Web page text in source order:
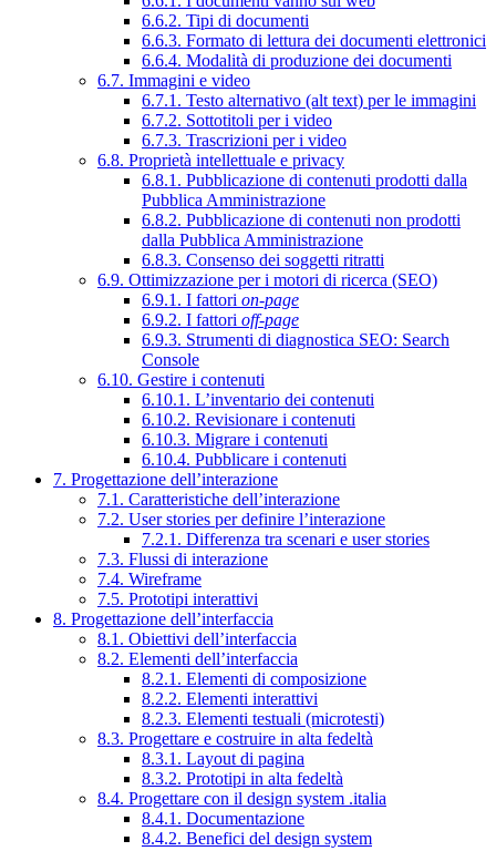
6.6.2. Tipi di documenti
6.6.3. Formato di lettura dei documenti elettronici
6.6.4. Modalità di produzione dei documenti
6.7. Immagini e video
6.7.1. Testo alternativo (alt text) per le immagini
6.7.2. Sottotitoli per i video
6.7.3. Trascrizioni per i video
6.8. Proprietà intellettuale e privacy
6.8.1. Pubblicazione di contenuti prodotti dalla
Pubblica Amministrazione
6.8.2. Pubblicazione di contenuti non prodotti
dalla Pubblica Amministrazione
6.8.3. Consenso dei soggetti ritratti
6.9. Ottimizzazione per i motori di ricerca (SEO)
6.9.1. I fattori on-page
6.9.2. I fattori off-page
6.9.3. Strumenti di diagnostica SEO: Search
Console
6.10. Gestire i contenuti
6.10.1. L’inventario dei contenuti
6.10.2. Revisionare i contenuti
6.10.3. Migrare i contenuti
6.10.4. Pubblicare i contenuti
7. Progettazione dell’interazione
7.1. Caratteristiche dell’interazione
7.2. User stories per definire l’interazione
7.2.1. Differenza tra scenari e user stories
7.3. Flussi di interazione
7.4. Wireframe
7.5. Prototipi interattivi
8. Progettazione dell’interfaccia
8.1. Obiettivi dell’interfaccia
8.2. Elementi dell’interfaccia
8.2.1. Elementi di composizione
8.2.2. Elementi interattivi
8.2.3. Elementi testuali (microtesti)
8.3. Progettare e costruire in alta fedeltà
8.3.1. Layout di pagina
8.3.2. Prototipi in alta fedeltà
8.4. Progettare con il design system .italia
8.4.1. Documentazione
8.4.2. Benefici del design system